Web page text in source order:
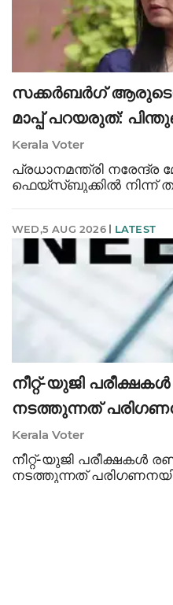
സക്കർബർഗ്
മാപ്പ് പറയരുത്:
മൊയ്ത്ര എം.പി
Kerala Voter
പ്രധാനമന്ത്രി
ഫെയ്‌സ്ബുക്കിൽ നിന്ന്
കോൺഗ്രസ് എം.പി
മാർക്ക്, കേ
WED,5 AUG 2026 LATEST
നീറ്റ്-യുജി
നടത്തുന്നത്
റിപ്പോർട്ടുകൾ
Kerala Voter
നീറ്റ്-യുജി പരീക്ഷകൾ
നടത്തുന്നത്